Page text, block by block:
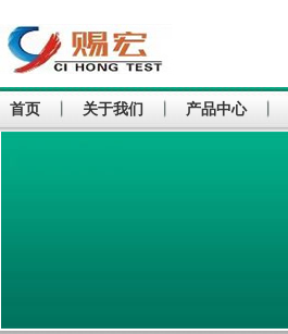
首页 关于我们 产品中心